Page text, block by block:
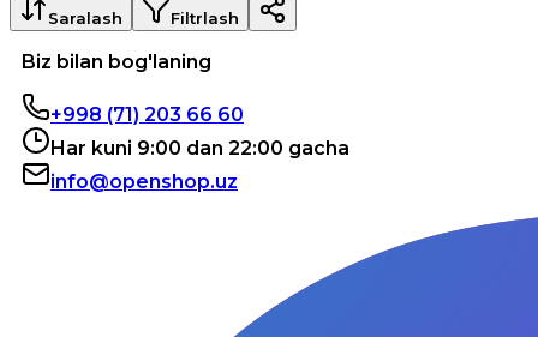
Saralash Filtrlash
Biz bilan bog'laning
+998 (71) 203 66 60
Har kuni 9:00 dan 22:00 gacha
info@openshop.uz